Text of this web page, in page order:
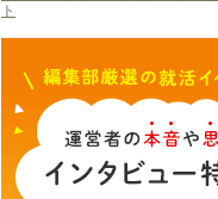
ト